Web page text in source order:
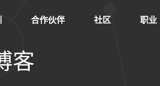
合作伙伴 社区 职业
客